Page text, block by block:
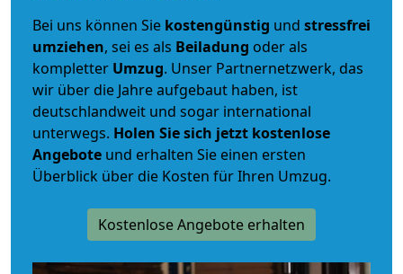
Bei uns können Sie kostengünstig und stressfrei
umziehen, sei es als Beiladung oder als
kompletter Umzug. Unser Partnernetzwerk, das
wir über die Jahre aufgebaut haben, ist
deutschlandweit und sogar international
unterwegs. Holen Sie sich jetzt kostenlose
Angebote und erhalten Sie einen ersten
Überblick über die Kosten für Ihren Umzug.
Kostenlose Angebote erhalten